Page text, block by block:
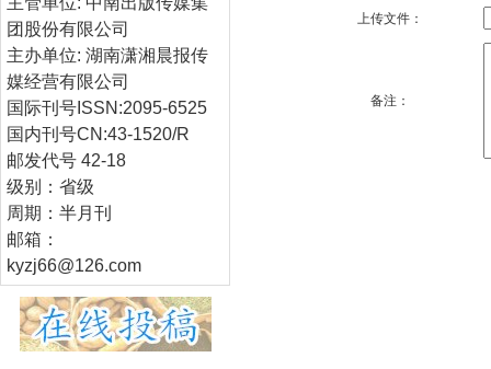
团股份有限公司
主办单位: 湖南潇湘晨报传
媒经营有限公司
国际刊号ISSN:2095-6525
国内刊号CN:43-1520/R
邮发代号 42-18
级别：省级
周期：半月刊
邮箱：
kyzj66@126.com
上传文件：
备注：